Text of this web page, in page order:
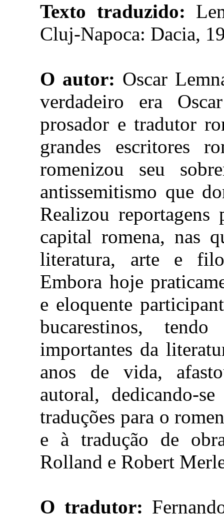
Texto traduzido:
Cluj-Napoca: Dacia,
O autor: Oscar
verdadeiro era
prosador e tradutor
grandes escritores
romenizou seu
antissemitismo que
Realizou reportagens
capital romena, nas
literatura, arte e
Embora hoje
e eloquente
bucarestinos,
importantes da
anos de vida,
autoral, dedicando-
traduções para o
e à tradução de
Rolland e Robert
O tradutor: